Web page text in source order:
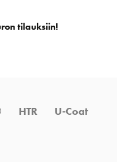
tilauksiin!
HTR U-Coat